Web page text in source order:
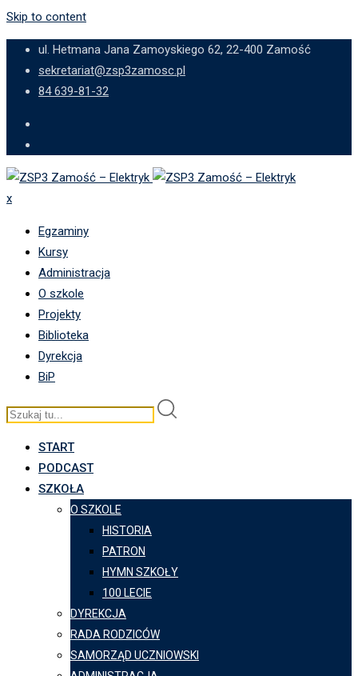
Skip to content
ul. Hetmana Jana Zamoyskiego 62, 22-400 Zamość
sekretariat@zsp3zamosc.pl
84 639-81-32
x
Egzaminy
Kursy
Administracja
O szkole
Projekty
Biblioteka
Dyrekcja
BiP
START
PODCAST
SZKOŁA
O SZKOLE
HISTORIA
PATRON
HYMN SZKOŁY
100 LECIE
DYREKCJA
RADA RODZICÓW
SAMORZĄD UCZNIOWSKI